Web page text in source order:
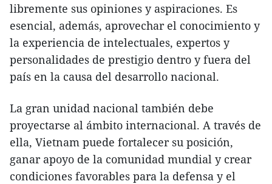
libremente sus opiniones y aspiraciones. Es
esencial, además, aprovechar el conocimiento y
la experiencia de intelectuales, expertos y
personalidades de prestigio dentro y fuera del
país en la causa del desarrollo nacional.
La gran unidad nacional también debe
proyectarse al ámbito internacional. A través de
ella, Vietnam puede fortalecer su posición,
ganar apoyo de la comunidad mundial y crear
condiciones favorables para la defensa y el